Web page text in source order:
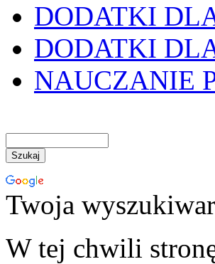
DODATKI
DODATKI
NAUCZANIE
Twoja
W tej chwili